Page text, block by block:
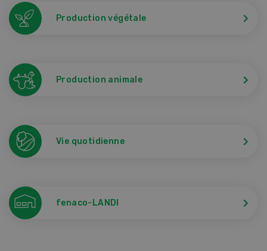
Production végétale
Production animale
Vie quotidienne
fenaco-LANDI